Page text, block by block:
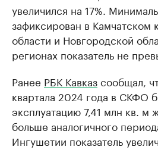
увеличился на 17%.
зафиксирован в Камчатском
области и Новгородской
регионах показатель не
Ранее РБК Кавказсообщал,
квартала 2024 года в СКФО
эксплуатацию 7,41 млн кв. м
больше аналогичного
Ингушетии показатель